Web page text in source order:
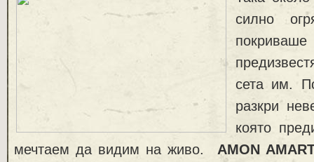
силно
сета им.
разкри
която
мечтаем да видим на живо. AMON